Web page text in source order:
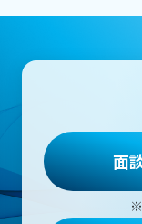
れたかとい
面
※